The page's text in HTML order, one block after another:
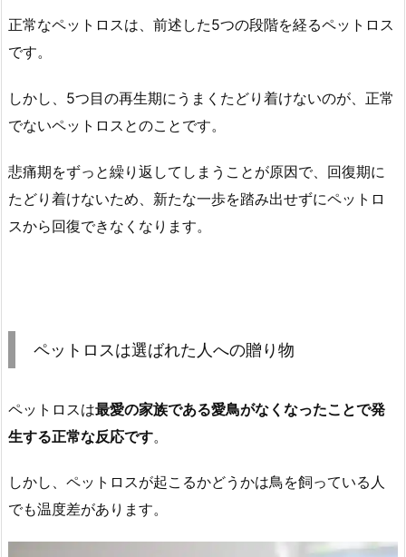
正常なペットロスは、前述した5つの段階を経るペットロス
です。
しかし、5つ目の再生期にうまくたどり着けないのが、正常
でないペットロスとのことです。
悲痛期をずっと繰り返してしまうことが原因で、回復期に
たどり着けないため、新たな一歩を踏み出せずにペットロ
スから回復できなくなります。
ペットロスは選ばれた人への贈り物
ペットロスは最愛の家族である愛鳥がなくなったことで発
生する正常な反応です。
しかし、ペットロスが起こるかどうかは鳥を飼っている人
でも温度差があります。